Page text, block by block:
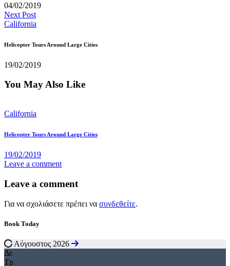
04/02/2019
Next Post
California
Helicopter Tours Around Large Cities
19/02/2019
You May Also Like
California
Helicopter Tours Around Large Cities
19/02/2019
Leave a comment
Leave a comment
Για να σχολιάσετε πρέπει να συνδεθείτε.
Book Today
Αύγουστος 2026
Δε
Τρ